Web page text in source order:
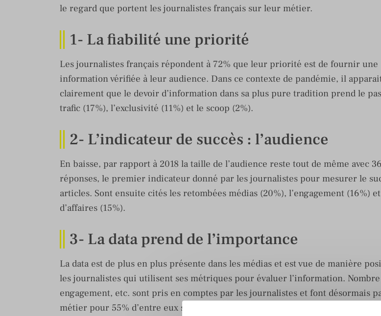
le regard que portent les journalistes français sur leur métier.
1- La fiabilité une priorité
Les journalistes français répondent à 72% que leur priorité est de fournir une
information vérifiée à leur audience. Dans ce contexte de pandémie, il
clairement que le devoir d’information dans sa plus pure tradition prend le
trafic (17%), l’exclusivité (11%) et le scoop (2%).
2- L’indicateur de succès : l’audience
En baisse, par rapport à 2018 la taille de l’audience reste tout de même avec
réponses, le premier indicateur donné par les journalistes pour mesurer le
articles. Sont ensuite cités les retombées médias (20%), l’engagement (16%)
d’affaires (15%).
3- La data prend de l’importance
La data est de plus en plus présente dans les médias et est vue de manière
les journalistes qui utilisent ses métriques pour évaluer l’information. Nombre
engagement, etc. sont pris en comptes par les journalistes et font désormais
métier pour 55% d’entre eux soit 4% de plus qu’en 2018.